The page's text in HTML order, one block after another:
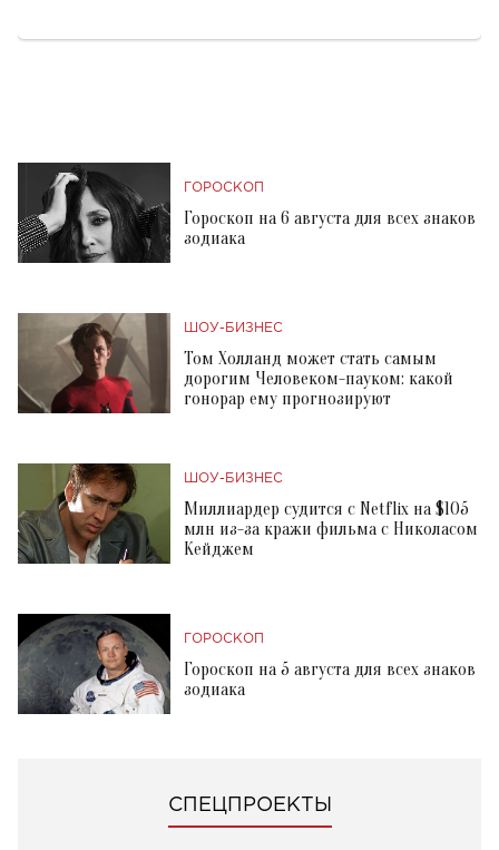
ГОРОСКОП
Гороскоп на 6 августа для всех знаков
зодиака
ШОУ-БИЗНЕС
Том Холланд может стать самым
дорогим Человеком-пауком: какой
гонорар ему прогнозируют
ШОУ-БИЗНЕС
Миллиардер судится с Netflix на $105
млн из-за кражи фильма с Николасом
Кейджем
ГОРОСКОП
Гороскоп на 5 августа для всех знаков
зодиака
СПЕЦПРОЕКТЫ